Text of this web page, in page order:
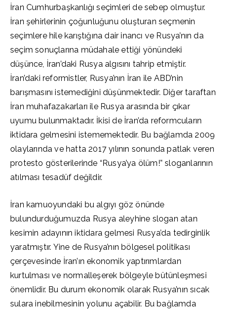
İran Cumhurbaşkanlığı seçimleri de sebep olmuştur.
İran şehirlerinin çoğunluğunu oluşturan seçmenin
seçimlere hile karıştığına dair inancı ve Rusya’nın da
seçim sonuçlarına müdahale ettiği yönündeki
düşünce, İran’daki Rusya algısını tahrip etmiştir.
İran’daki reformistler, Rusya’nın İran ile ABD’nin
barışmasını istemediğini düşünmektedir. Diğer taraftan
İran muhafazakarları ile Rusya arasında bir çıkar
uyumu bulunmaktadır. İkisi de İran’da reformcuların
iktidara gelmesini istememektedir. Bu bağlamda 2009
olaylarında ve hatta 2017 yılının sonunda patlak veren
protesto gösterilerinde “Rusya’ya ölüm!” sloganlarının
atılması tesadüf değildir.
İran kamuoyundaki bu algıyı göz önünde
bulundurduğumuzda Rusya aleyhine slogan atan
kesimin adayının iktidara gelmesi Rusya’da tedirginlik
yaratmıştır. Yine de Rusya’nın bölgesel politikası
çerçevesinde İran’ın ekonomik yaptırımlardan
kurtulması ve normalleşerek bölgeyle bütünleşmesi
önemlidir. Bu durum ekonomik olarak Rusya’nın sıcak
sulara inebilmesinin yolunu açabilir. Bu bağlamda